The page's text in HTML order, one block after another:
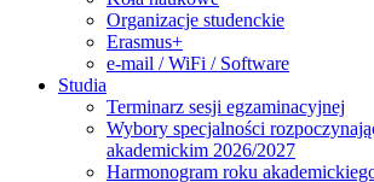
Organizacje studenckie
Erasmus+
e-mail / WiFi / Software
Studia
Terminarz sesji egzaminacyjnej
Wybory specjalności
akademickim 2026/2027
Harmonogram roku